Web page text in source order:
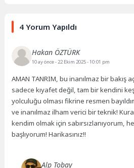
4 Yorum Yapıldı
Hakan ÖZTÜRK
10 ay önce- 22 Ekim 2025 - 10:01 pm
AMAN TANRIM, bu inanılmaz bir bakış
sadece kıyafet değil, tam bir kendini
yolculuğu olması fikrine resmen
ve inanılmaz ilham verici bir teknik!
kendim olmak için sabırsızlanıyorum,
başlıyorum! Harikasınız!!
Alp Tobay